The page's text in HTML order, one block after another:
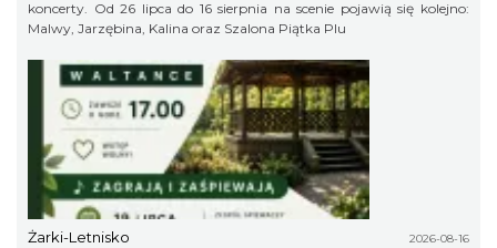
koncerty. Od 26 lipca do 16 sierpnia na scenie pojawią się kolejno:
Malwy, Jarzębina, Kalina oraz Szalona Piątka Plu
Żarki-Letnisko 2026-08-16